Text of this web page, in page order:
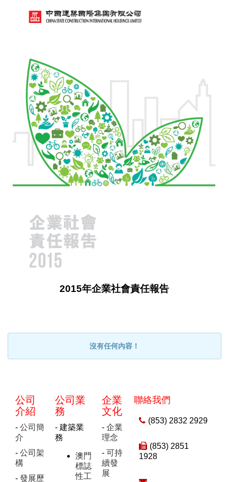
2015年企業社會責任報告
沒有任何內容！
公司
介紹
- 公司簡
介
- 公司架
構
- 發展歷
公司業
務
- 建築業
務
澳門
標誌
性工
企業
文化
-企業
理念
-可持
續發
展
聯絡我們
(853) 2832 2929
(853) 2851
1928